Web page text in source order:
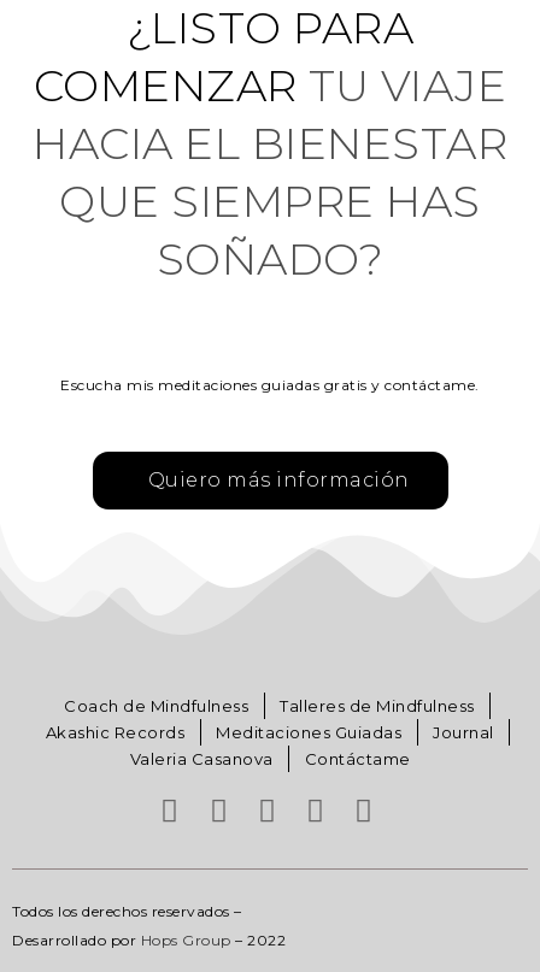
¿LISTO PARA
COMENZAR TU VIAJE
HACIA EL BIENESTAR
QUE SIEMPRE HAS
SOÑADO?
Escucha mis meditaciones guiadas gratis y contáctame.
Quiero más información
Coach de Mindfulness
Talleres de Mindfulness
Akashic Records
Meditaciones Guiadas
Journal
Valeria Casanova
Contáctame
Todos los derechos reservados –
Desarrollado por Hops Group – 2022